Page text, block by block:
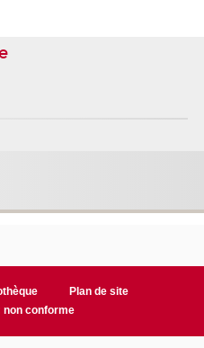
Plan de site
conforme